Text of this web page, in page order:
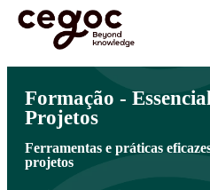
Skip to main content
Está aqui:Home >Áreas de Formação
Formação -
Projetos
Ferramentas e práticas
projetos